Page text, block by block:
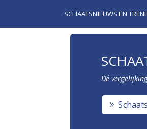
SCHAATSNIEUWS EN
Dé